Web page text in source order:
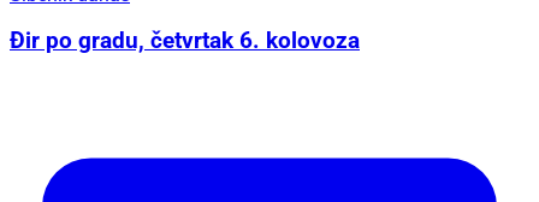
Đir po gradu, četvrtak 6. kolovoza